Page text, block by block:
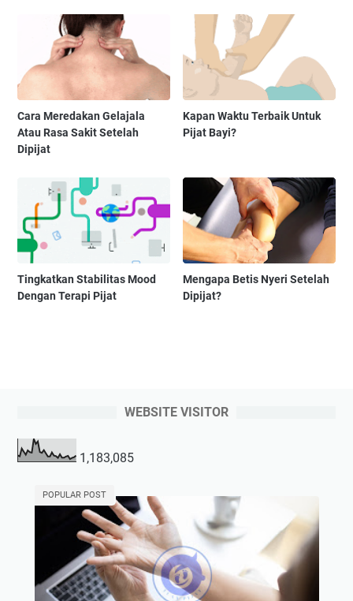
Cara Meredakan Gelajala
Atau Rasa Sakit Setelah
Dipijat
Kapan Waktu Terbaik Untuk
Pijat Bayi?
Tingkatkan Stabilitas Mood
Dengan Terapi Pijat
Mengapa Betis Nyeri Setelah
Dipijat?
WEBSITE VISITOR
1,183,085
POPULAR POST